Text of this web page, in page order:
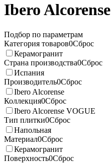
Ibero Alcorense
Подбор по параметрам
Категория товаров0Сброс
Керамогранит
Страна производства0Сброс
Испания
Производитель0Сброс
Ibero Alcorense
Коллекция0Сброс
Ibero Alcorense VOGUE
Тип плитки0Сброс
Напольная
Материал0Сброс
Керамогранит
Поверхность0Сброс